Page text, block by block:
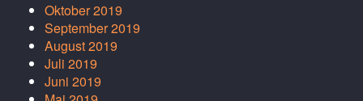
Oktober 2019
September 2019
August 2019
Juli 2019
Juni 2019